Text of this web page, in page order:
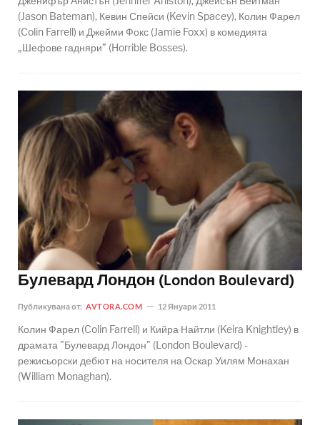
(Jason Bateman), Кевин Спейси (Kevin Spacey), Колин Фарел
(Colin Farrell) и Джейми Фокс (Jamie Foxx) в комедията
„Шефове гадняри” (Horrible Bosses).
Булевард Лондон (London Boulevard)
Публикувана от: AVTORA.COM 12 Януари 2011
Колин Фарел (Colin Farrell) и Кийра Найтли (Keira Knightley) в
драмата "Булевард Лондон" (London Boulevard) -
режисьорски дебют на носителя на Оскар Уилям Монахан
(William Monaghan).